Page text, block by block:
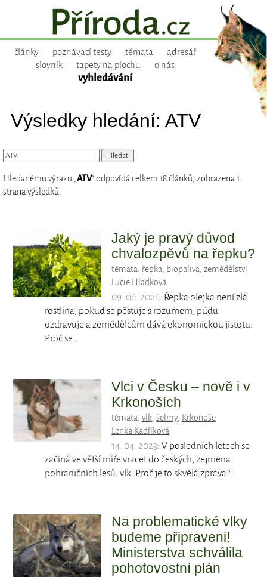
články poznávací testy témata
adresář
slovník
tapety na plochu o nás
vyhledávání
Výsledky hledání: ATV
Hledanému výrazu „ATV“ odpovídá celkem 18 článků, zobrazena 1.
strana výsledků:
Jaký je pravý důvod
chvalozpěvů na řepku?
témata: řepka, biopaliva, zemědělství
Lucie Hladková
09. 06. 2026: Řepka olejka není zlá
rostlina, pokud se pěstuje s rozumem, půdu
ozdravuje a zemědělcům dává ekonomickou jistotu.
Proč se…
Vlci v Česku – nově i v
Krkonoších
témata: vlk, šelmy, Krkonoše
Lenka Kadlíková
14. 04. 2023: V posledních letech se
začíná ve větší míře vracet do českých, zejména
pohraničních lesů, vlk. Proč je to skvělá zpráva?…
Na problematické vlky
budeme připraveni!
Ministerstva schválila
pohotovostní plán